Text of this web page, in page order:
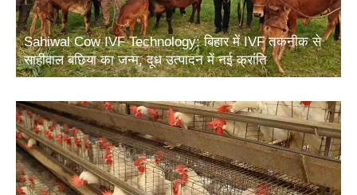
Sahiwal Cow IVF Technology: बिहार में IVF तकनीक से
साहीवाल बछिया का जन्म, दूध उत्पादन में नई क्रांति